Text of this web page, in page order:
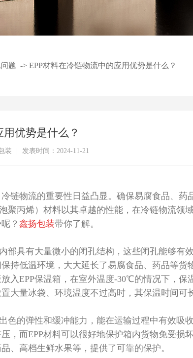
题 -> EPP材料在冷链物流中的应用优势是什么？
优势是什么？
装 发表时间：2024-11-21
链物流的重要性日益凸显。确保易腐食品、
泡聚丙烯）材料以其卓越的性能，在冷链物流领
？ 鑫扬包装带你了解。
部具有大量微小的闭孔结构，这些闭孔能够有
持低温环境，大大延长了易腐食品、药品等
入EPP保温箱，在室外温度-30℃的情况下，保
大量冰袋、环境温度不过高时，其保温时间可
色的弹性和缓冲能力，能在运输过程中有效吸
，而EPP材料可以很好地保护箱内货物免受损
、高档生鲜水果等，提供了可靠的保护。